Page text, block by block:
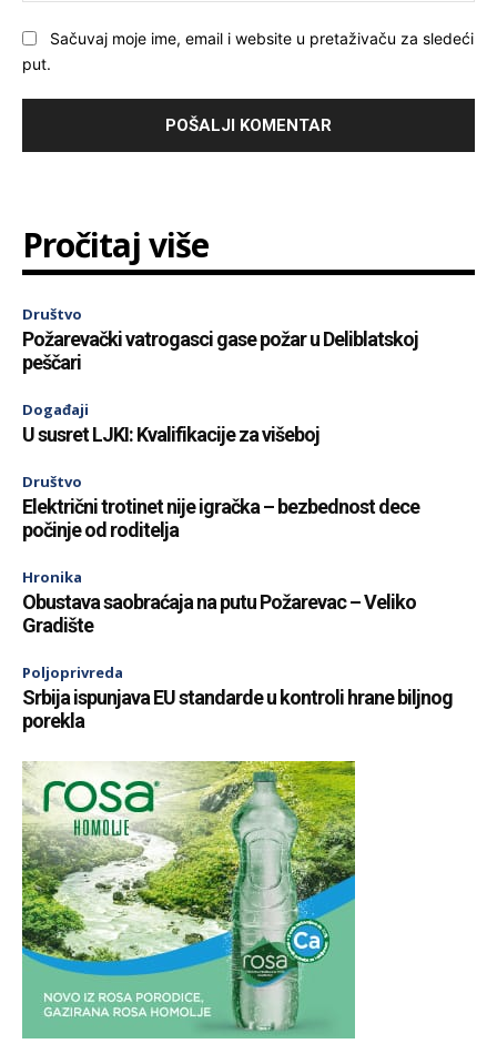
Sačuvaj moje ime, email i website u pretaživaču za sledeći
put.
Pročitaj više
Društvo
Požarevački vatrogasci gase požar u Deliblatskoj
peščari
Događaji
U susret LJKI: Kvalifikacije za višeboj
Društvo
Električni trotinet nije igračka – bezbednost dece
počinje od roditelja
Hronika
Obustava saobraćaja na putu Požarevac – Veliko
Gradište
Poljoprivreda
Srbija ispunjava EU standarde u kontroli hrane biljnog
porekla